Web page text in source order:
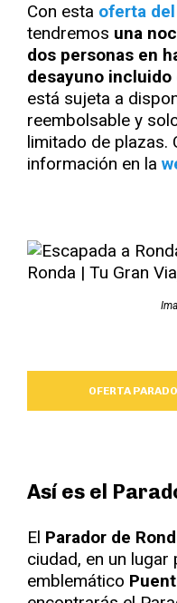
Con esta oferta del
tendremos una
dos personas en
desayuno incluido
está sujeta a
reembolsable y
limitado de plazas.
información en la
OFERTA
Así es el
El Parador de
ciudad, en un lugar
emblemático